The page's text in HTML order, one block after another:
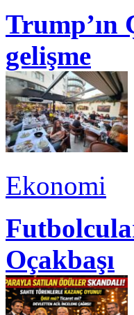
Trump’ın
gelişme
Ekonomi
Oçakbaşı